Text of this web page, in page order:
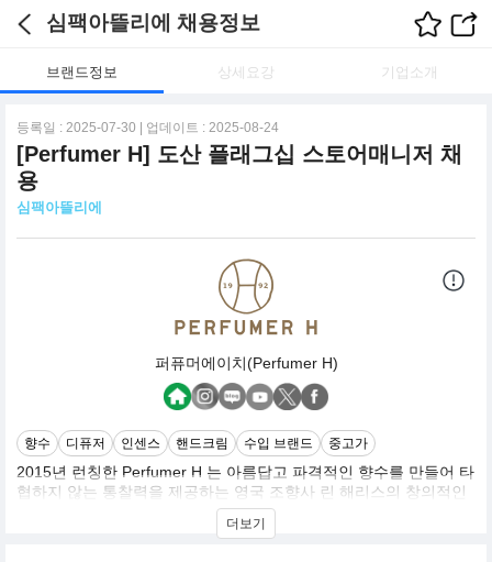
심팩아뜰리에 채용정보
브랜드정보 상세요강 기업소개
등록일 : 2025-07-30 | 업데이트 : 2025-08-24
[Perfumer H] 도산 플래그십 스토어매니저 채
용
심팩아뜰리에
퍼퓨머에이치(Perfumer H)
향수 디퓨저 인센스 핸드크림 수입 브랜드 중고가
2015년 런칭한 Perfumer H 는 아름답고 파격적인 향수를 만들어 타
협하지 않는 통찰력을 제공하는 영국 조향사 린 해리스의 창의적인
비전을 담은 향수입니다. FT HTSI는 LYN이 "병 속에 세상을 담았
다"고 평했습니다. 삶에 공명하는 아름다운 향기를 만들기 위해 끊
더보기